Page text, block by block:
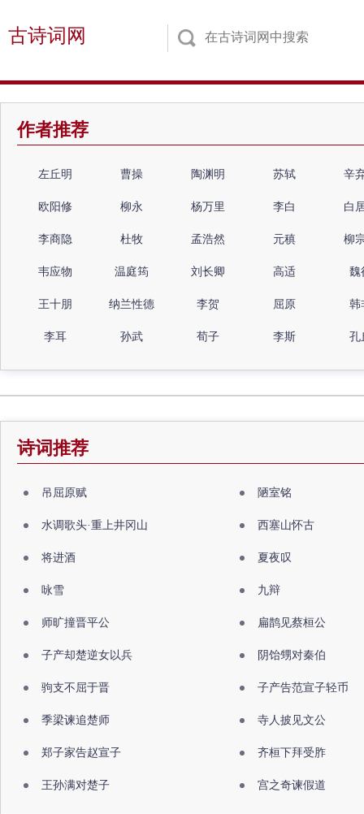
古诗词网
作者推荐
左丘明 曹操 陶渊明 苏轼 辛
欧阳修 柳永 杨万里 李白 白
李商隐 杜牧 孟浩然 元稹 柳
韦应物 温庭筠 刘长卿 高适 魏
王十朋 纳兰性德 李贺 屈原 韩
李耳 孙武 荀子 李斯 孔
诗词推荐
吊屈原赋 陋室铭
水调歌头·重上井冈山 西塞山怀古
将进酒 夏夜叹
咏雪 九辩
师旷撞晋平公 扁鹊见蔡桓公
子产却楚逆女以兵 阴饴甥对秦伯
驹支不屈于晋 子产告范宣子轻币
季梁谏追楚师 寺人披见文公
郑子家告赵宣子 齐桓下拜受胙
王孙满对楚子 宫之奇谏假道